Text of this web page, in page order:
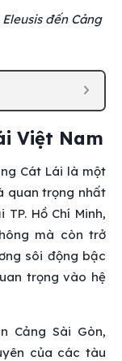
đến Cảng
Việt Nam
Cát Lái là một
quan trọng nhất
Hồ Chí Minh,
mà còn trở
sôi động bậc
trọng vào hệ
Cảng Sài Gòn,
của các tàu